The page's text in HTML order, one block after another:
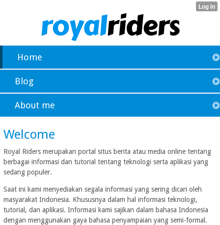
Home
Blog
About me
Welcome
Royal Riders merupakan portal situs berita atau media online tentang
berbagai informasi dan tutorial tentang teknologi serta aplikasi yang
sedang populer.
Saat ini kami menyediakan segala informasi yang sering dicari oleh
masyarakat Indonesia. Khususnya dalam hal informasi teknologi,
tutorial, dan aplikasi. Informasi kami sajikan dalam bahasa Indonesia
dengan menggunakan gaya bahasa penyampaian yang semi-formal.